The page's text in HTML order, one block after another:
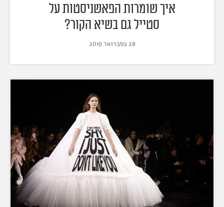
איך שומרות הפאשניסטות על
סטייל גם בשיא הקור?
28 בפברואר 2019